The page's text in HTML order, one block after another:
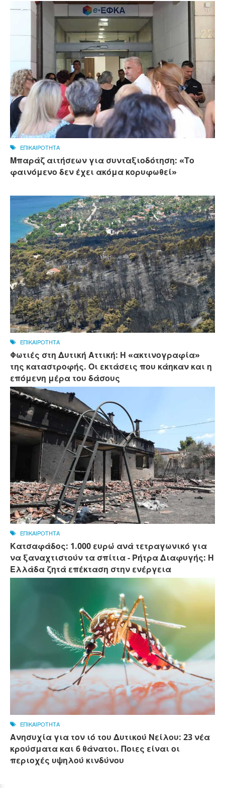
ΕΠΙΚΑΙΡΟΤΗΤΑ
Μπαράζ αιτήσεων για συνταξιοδότηση: «Το
φαινόμενο δεν έχει ακόμα κορυφωθεί»
ΕΠΙΚΑΙΡΟΤΗΤΑ
Φωτιές στη Δυτική Αττική: Η «ακτινογραφία»
της καταστροφής. Οι εκτάσεις που κάηκαν και η
επόμενη μέρα του δάσους
ΕΠΙΚΑΙΡΟΤΗΤΑ
Κατσαφάδος: 1.000 ευρώ ανά τετραγωνικό για
να ξαναχτιστούν τα σπίτια - Ρήτρα Διαφυγής: Η
Ελλάδα ζητά επέκταση στην ενέργεια
ΕΠΙΚΑΙΡΟΤΗΤΑ
Ανησυχία για τον ιό του Δυτικού Νείλου: 23 νέα
κρούσματα και 6 θάνατοι. Ποιες είναι οι
περιοχές υψηλού κινδύνου